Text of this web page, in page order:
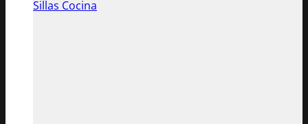
Sillas Cocina